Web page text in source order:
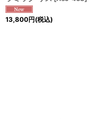
13,800円(税込)